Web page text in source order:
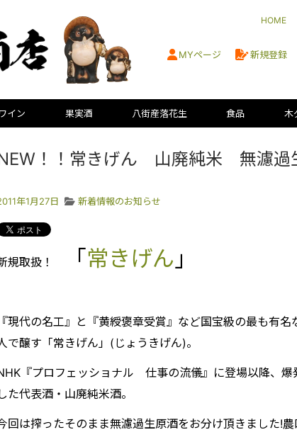
HOME
MYページ 新規登録
イン 果実酒 八街産落花生 食品 木
！！常きげん 山廃純米 無濾過
年1月27日 新着情報のお知らせ
規取扱！ 「常きげん 」
『現代の名工』と『黄綬褒章受賞』など国宝級の最も有
で醸す「常きげん」(じょうきげん)。
『プロフェッショナル 仕事の流儀』に登場以降、爆
た代表酒・山廃純米酒。
回は搾ったそのまま無濾過生原酒をお分け頂きました!